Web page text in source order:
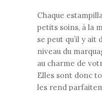
Chaque
petits soins, à la
se peut qu’il y ait
niveau du
au charme de
Elles sont donc
les rend